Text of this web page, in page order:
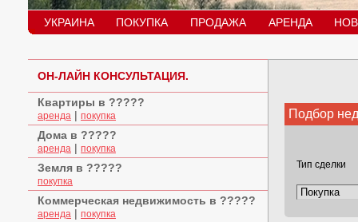
УКРАИНА ПОКУПКА ПРОДАЖА АРЕНДА
ОН-ЛАЙН КОНСУЛЬТАЦИЯ.
Квартиры в ?????
аренда | покупка
Дома в ?????
аренда | покупка
Земля в ?????
покупка
Коммерческая недвижимость в ?????
аренда | покупка
Подбор
Тип сделки